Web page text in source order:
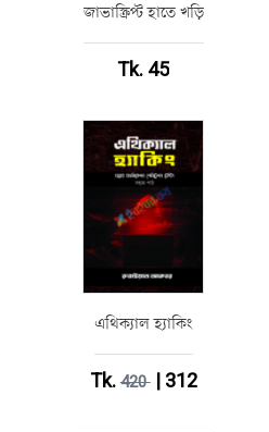
জাভাস্ক্রিপ্ট হাতে খড়ি
Tk. 45
এথিক্যাল হ্যাকিং
Tk.420| 312